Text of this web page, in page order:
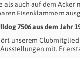
als auch auf dem
Eisenklammern
7506 aus dem Jahr
unserem
mit. Er